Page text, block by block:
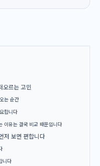
오르는 고민
는 순간
합니다
이유는 결국 비교 때문입니다
저 보면 편합니다
니다